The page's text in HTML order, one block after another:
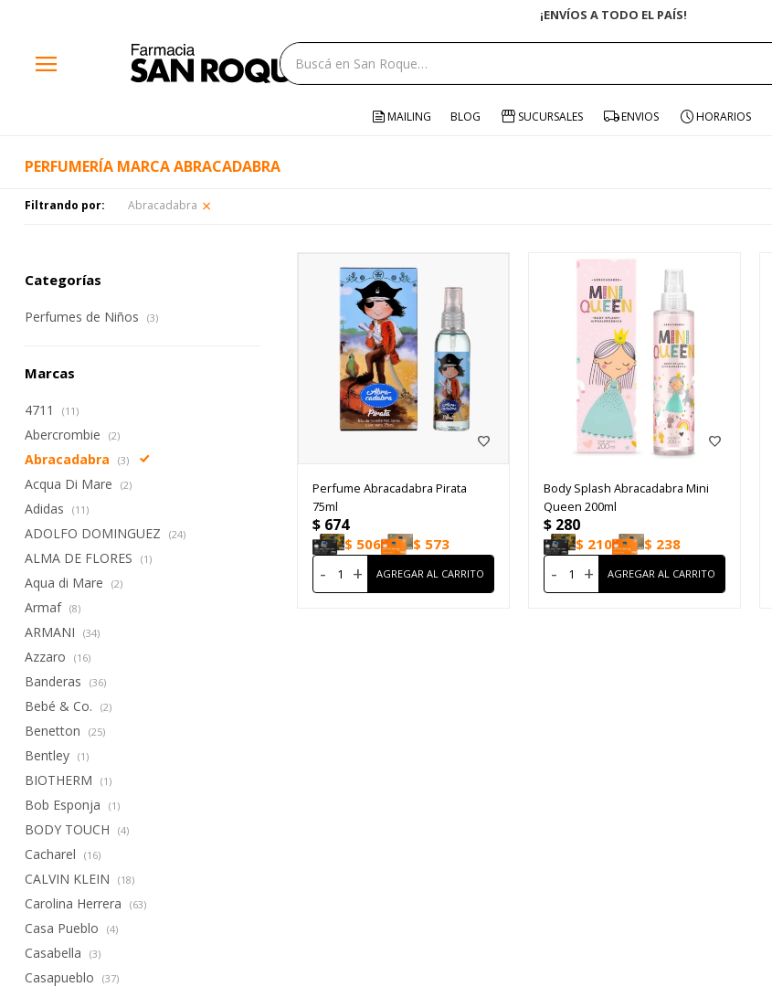
ENVÍO GRATIS EN COMPRAS +$1500 CON CUPÓN "ENVÍO"
menu
MAILING BLOG SUCURSALES ENVIOS HORARIOS
PERFUMERÍA MARCA ABRACADABRA
Filtrando por: Abracadabra
Perfume Abracadabra Pirata
75ml
$ 674
$ 506 $ 573
- +
Body Splash Abracadabra Mini
Queen 200ml
$ 280
$ 210 $ 238
- +
Categorías
Perfumes de Niños (3)
Marcas
4711 (11)
Abercrombie (2)
Abracadabra (3)
Acqua Di Mare (2)
Adidas (11)
ADOLFO DOMINGUEZ (24)
ALMA DE FLORES (1)
Aqua di Mare (2)
Armaf (8)
ARMANI (34)
Azzaro (16)
Banderas (36)
Bebé & Co. (2)
Benetton (25)
Bentley (1)
BIOTHERM (1)
Bob Esponja (1)
BODY TOUCH (4)
Cacharel (16)
CALVIN KLEIN (18)
Carolina Herrera (63)
Casa Pueblo (4)
Casabella (3)
Casapueblo (37)
close
storefront
help